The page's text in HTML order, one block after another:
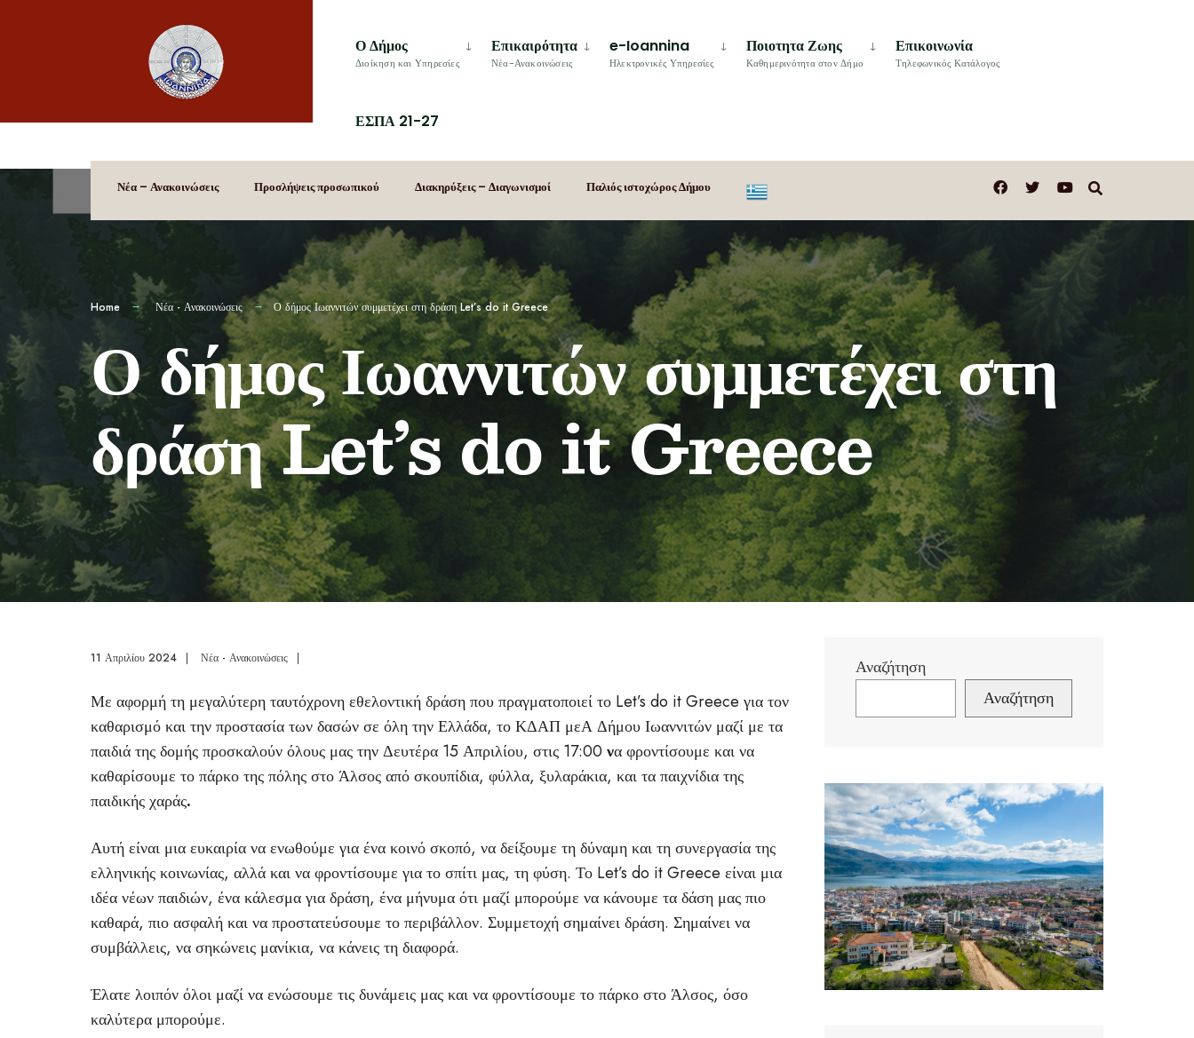
Ο Δήμος
Διοίκηση και Υπηρεσίες
Επικαιρότητα
Νέα-Ανακοινώσεις
e-Ioannina
Ηλεκτρονικές Υπηρεσίες
Ποιοτητα Ζωης
Καθημερινότητα στον Δήμο
Επικοινωνία
Τηλεφωνικός Κατάλογος
ΕΣΠΑ 21-27
Νέα – Ανακοινώσεις Προσλήψεις προσωπικού Διακηρύξεις – Διαγωνισμοί Παλιός ιστοχώρος Δήμου
Home Νέα - Ανακοινώσεις Ο δήμος Ιωαννιτών συμμετέχει στη δράση Let’s do it Greece
Ο δήμος Ιωαννιτών συμμετέχει στη
δράση Let’s do it Greece
11 Απριλίου 2024 | Νέα - Ανακοινώσεις |
Με αφορμή τη μεγαλύτερη ταυτόχρονη εθελοντική δράση που πραγματοποιεί το Let’s do it Greece για τον
καθαρισμό και την προστασία των δασών σε όλη την Ελλάδα, το ΚΔΑΠ μεΑ Δήμου Ιωαννιτών μαζί με τα
παιδιά της δομής προσκαλούν όλους μας την Δευτέρα 15 Απριλίου, στις 17:00 να φροντίσουμε και να
καθαρίσουμε το πάρκο της πόλης στο Άλσος από σκουπίδια, φύλλα, ξυλαράκια, και τα παιχνίδια της
παιδικής χαράς.
Αυτή είναι μια ευκαιρία να ενωθούμε για ένα κοινό σκοπό, να δείξουμε τη δύναμη και τη συνεργασία της
ελληνικής κοινωνίας, αλλά και να φροντίσουμε για το σπίτι μας, τη φύση. Το Let’s do it Greece είναι μια
ιδέα νέων παιδιών, ένα κάλεσμα για δράση, ένα μήνυμα ότι μαζί μπορούμε να κάνουμε τα δάση μας πιο
καθαρά, πιο ασφαλή και να προστατεύσουμε το περιβάλλον. Συμμετοχή σημαίνει δράση. Σημαίνει να
συμβάλλεις, να σηκώνεις μανίκια, να κάνεις τη διαφορά.
Έλατε λοιπόν όλοι μαζί να ενώσουμε τις δυνάμεις μας και να φροντίσουμε το πάρκο στο Άλσος, όσο
καλύτερα μπορούμε.
Αναζήτηση
Αναζήτηση